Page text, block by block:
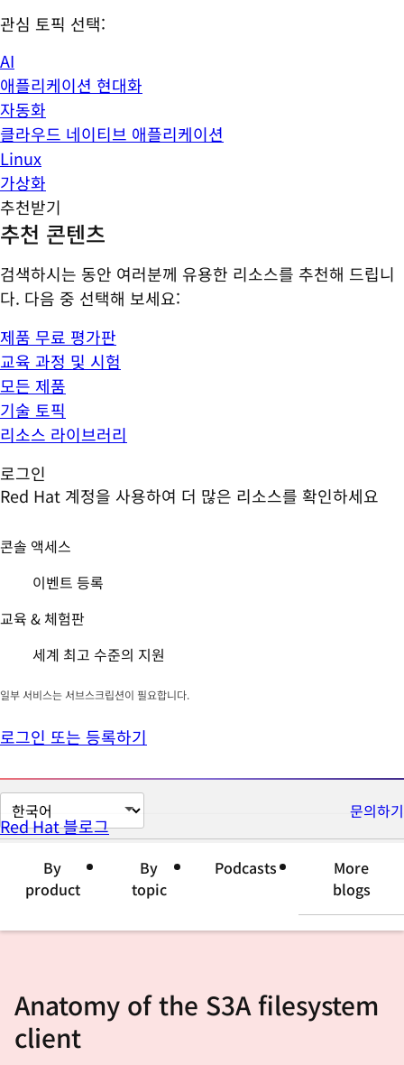
관심 토픽 선택:
AI
애플리케이션 현대화
자동화
클라우드 네이티브 애플리케이션
Linux
가상화
추천받기
추천 콘텐츠
검색하시는 동안 여러분께 유용한 리소스를 추천해 드립니
다. 다음 중 선택해 보세요:
제품 무료 평가판
교육 과정 및 시험
모든 제품
기술 토픽
리소스 라이브러리
로그인
Red Hat 계정을 사용하여 더 많은 리소스를 확인하세요
콘솔 액세스
이벤트 등록
교육 & 체험판
세계 최고 수준의 지원
일부 서비스는 서브스크립션이 필요합니다.
로그인 또는 등록하기
페
이
변
문의하기
Red Hat 블로그
By
product
By
topic
Podcasts
More
blogs
Anatomy of the S3A filesystem
client